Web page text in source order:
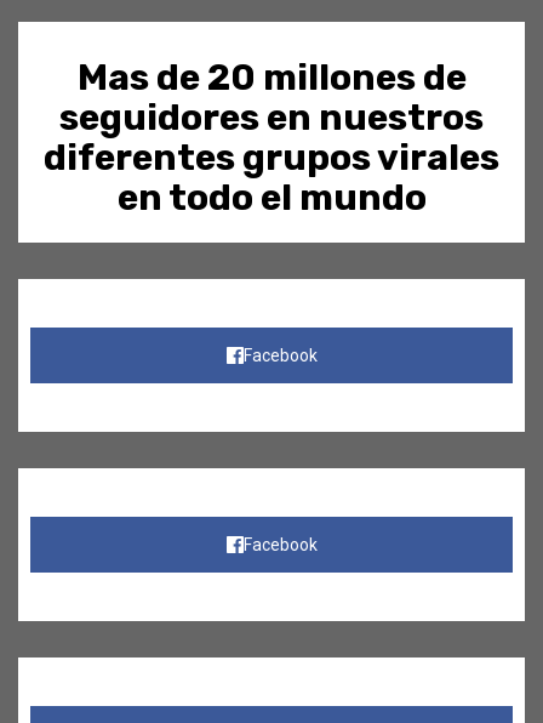
Mas de 20 millones de
seguidores en nuestros
diferentes grupos virales
en todo el mundo
Facebook
Facebook